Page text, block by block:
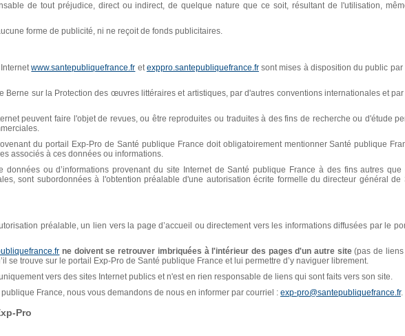
de tout préjudice, direct ou indirect, de quelque nature que ce soit, résultant de l'utilisation,
forme de publicité, ni ne reçoit de fonds publicitaires.
Internetwww.santepubliquefrance.fr etexppro.santepubliquefrance.frsont mises à disposition du public par
Berne sur la Protection des œuvres littéraires et artistiques, par d'autres conventions internationales et
peuvent faire l'objet de revues, ou être reproduites ou traduites à des fins de recherche ou d'étude
du portail Exp-Pro de Santé publique France doit obligatoirement mentionner Santé publique
associés à ces données ou informations.
données ou d’informations provenant du site Internet de Santé publique France à des fins autres que
sont subordonnées à l'obtention préalable d'une autorisation écrite formelle du directeur général de
préalable, un lien vers la page d’accueil ou directement vers les informations diffusées par le
ne doivent se retrouver imbriquées à l'intérieur des pages d'un autre site(pas de liens
se trouve sur le portail Exp-Pro de Santé publique France et lui permettre d’y naviguer librement.
vers des sites Internet publics et n'est en rien responsable de liens qui sont faits vers son site.
France, nous vous demandons de nous en informer par courriel : exp-pro@santepubliquefrance.fr.
Pro